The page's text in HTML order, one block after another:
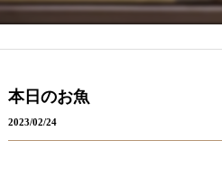
本日のお魚
2023/02/24